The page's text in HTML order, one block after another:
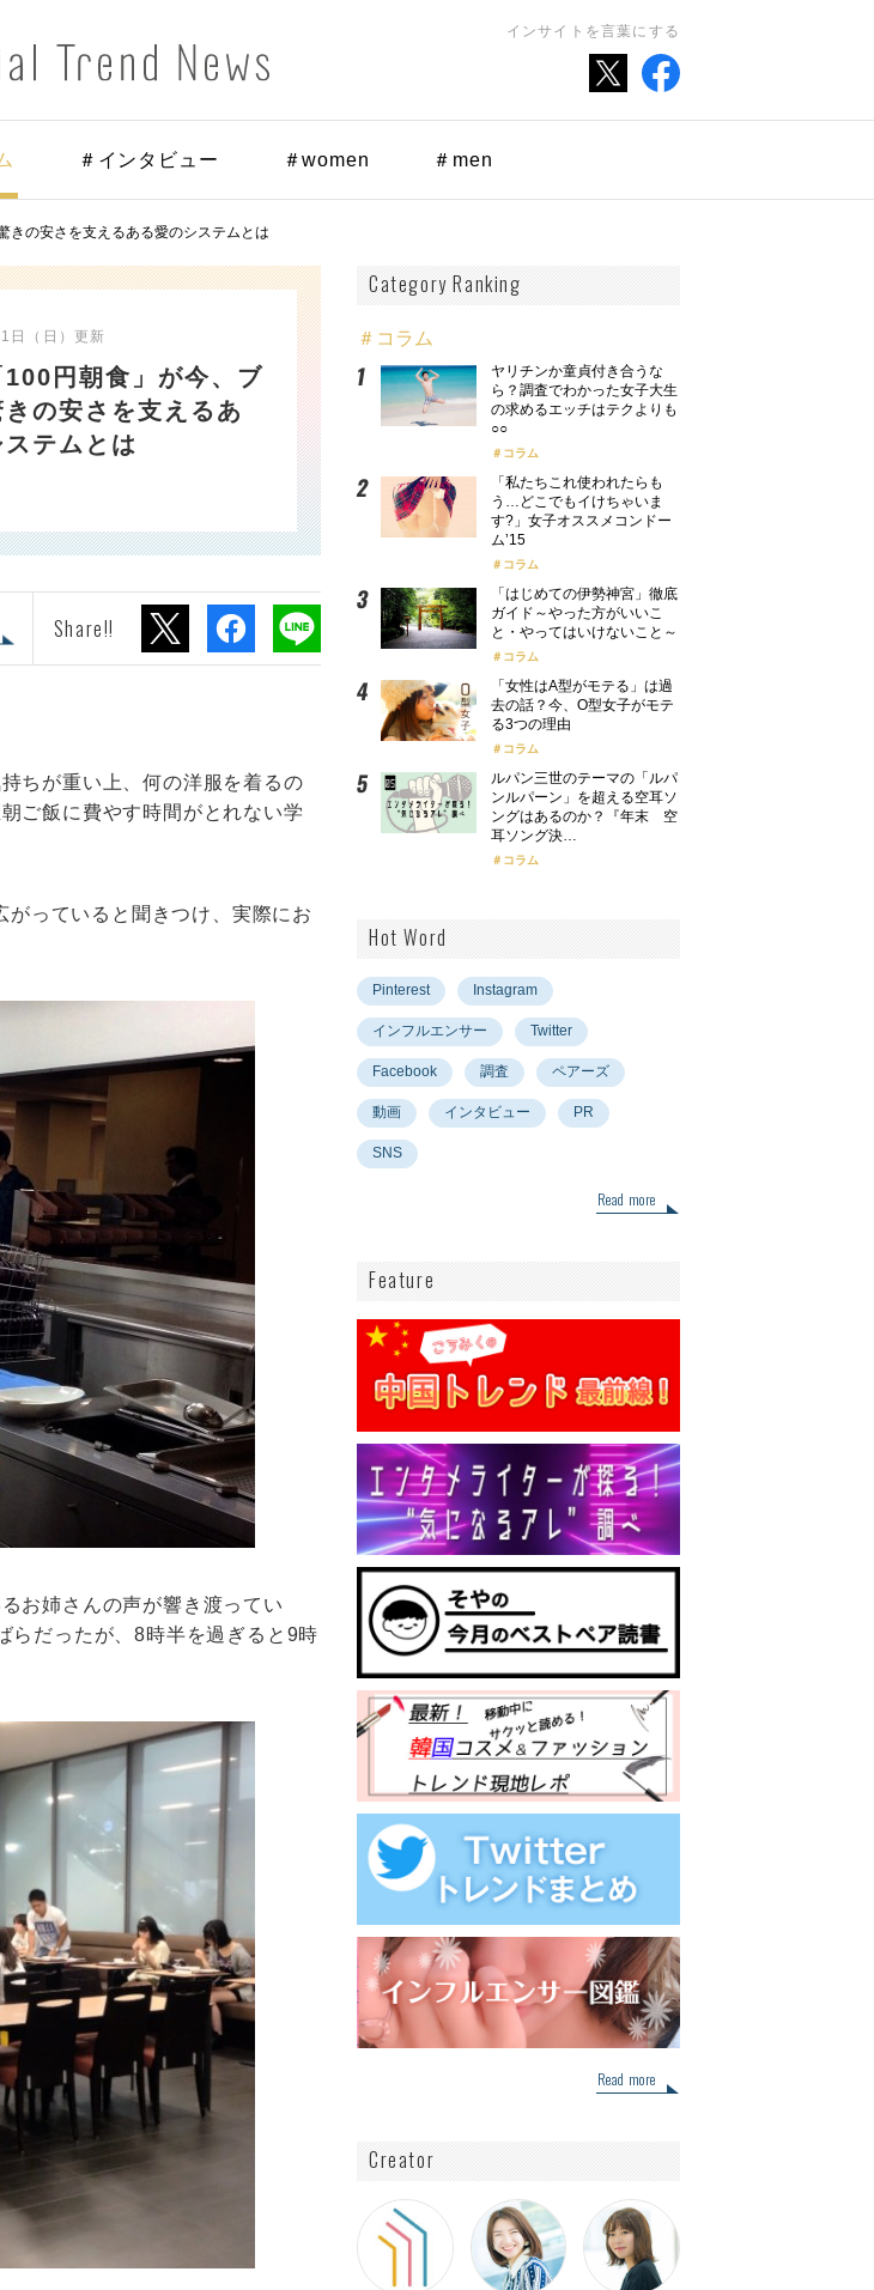
インサイトを言葉にする
＃インタビュー ＃women ＃men
きの安さを支えるある愛のシステムとは
日（日）更新
100円朝食」が今、ブ
の安さを支えるあ
テムとは
Share!!
ちが重い上、何の洋服を着るの
ご飯に費やす時間がとれない学
がっていると聞きつけ、実際にお
お姉さんの声が響き渡ってい
らだったが、8時半を過ぎると9時
Category Ranking
＃コラム
ヤリチンか童貞付き合うな
ら？調査でわかった女子大生
の求めるエッチはテクよりも
○○
コラム
「私たちこれ使われたらも
う…どこでもイけちゃいま
す?」女子オススメコンドー
ム’15
コラム
「はじめての伊勢神宮」徹底
ガイド～やった方がいいこ
と・やってはいけないこと～
コラム
「女性はA型がモテる」は過
去の話？今、O型女子がモテ
る3つの理由
コラム
ルパン三世のテーマの「ルパ
ンルパーン」を超える空耳ソ
ングはあるのか？『年末 空
耳ソング決…
コラム
Hot Word
Pinterest Instagram
インフルエンサー Twitter
Facebook 調査 ペアーズ
動画 インタビュー PR
SNS
Read more
Feature
Read more
Creator